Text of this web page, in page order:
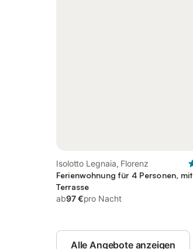
Isolotto Legnaia, Florenz
Ferienwohnung für 4 Personen, mit
Terrasse
ab97 €pro Nacht
Alle Angebote anzeigen